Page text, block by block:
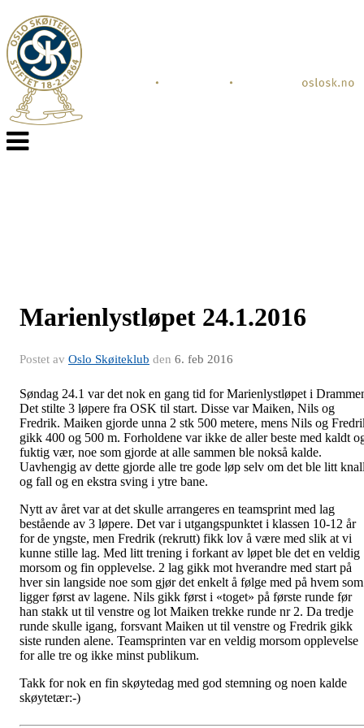
Veksle
navigasjon
Marienlystløpet 24.1.2016
Postet av Oslo Skøiteklub den 6. feb 2016
Søndag 24.1 var det nok en gang tid for Marienlystløpet i
Det stilte 3 løpere fra OSK til start. Disse var Maiken, Nils og
Fredrik. Maiken gjorde unna 2 stk 500 metere, mens Nils og
gikk 400 og 500 m. Forholdene var ikke de aller beste med kaldt
fuktig vær, noe som gjorde at alle sammen ble nokså kalde.
Uavhengig av dette gjorde alle tre gode løp selv om det ble litt
og fall og en ekstra sving i ytre bane.
Nytt av året var at det skulle arrangeres en teamsprint med lag
bestående av 3 løpere. Det var i utgangspunktet i klassen 10-12 år
for de yngste, men Fredrik (rekrutt) fikk lov å være med slik at vi
kunne stille lag. Med litt trening i forkant av løpet ble det en veldig
morsom og fin opplevelse. 2 lag gikk mot hverandre med start på
hver sin langside noe som gjør det enkelt å følge med på hvem som
ligger først av lagene. Nils gikk først i «toget» på første runde før
han stakk ut til venstre og lot Maiken trekke runde nr 2. Da tredje
runde skulle igang, forsvant Maiken ut til venstre og Fredrik gikk
siste runden alene. Teamsprinten var en veldig morsom opplevelse
for alle tre og ikke minst publikum.
Takk for nok en fin skøytedag med god stemning og noen kalde
skøytetær:-)